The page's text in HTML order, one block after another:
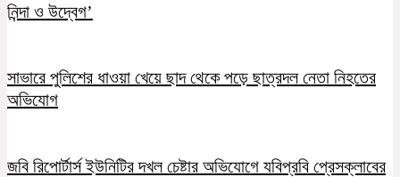
নিন্দা ও উদ্বেগ’
সাভারে পুলিশের ধাওয়া খেয়ে ছাদ থেকে পড়ে ছাত্রদল নেতা নিহতের
অভিযোগ
জবি রিপোর্টার্স ইউনিটির দখল চেষ্টার অভিযোগে যবিপ্রবি প্রেসক্লাবের